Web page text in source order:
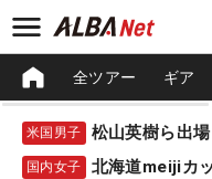
全ツアー ギア
米国男子 松山英樹ら出
国内女子 北海道meijiカ